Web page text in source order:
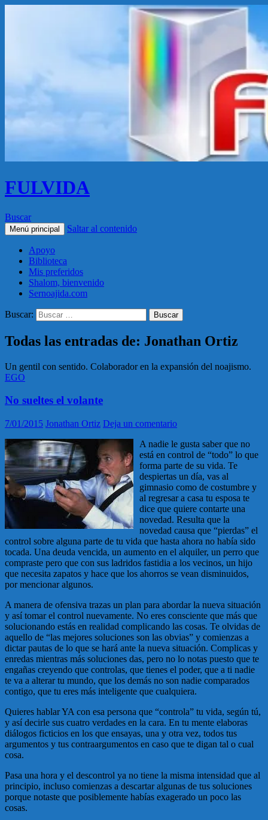
FULVIDA
Buscar
Menú principal Saltar al contenido
Apoyo
Biblioteca
Mis preferidos
Shalom, bienvenido
Sernoajida.com
Buscar:
Todas las entradas de: Jonathan Ortiz
Un gentil con sentido. Colaborador en la expansión del noajismo.
EGO
No sueltes el volante
7/01/2015 Jonathan Ortiz Deja un comentario
A nadie le gusta saber que no
está en control de “todo” lo que
forma parte de su vida. Te
despiertas un día, vas al
gimnasio como de costumbre y
al regresar a casa tu esposa te
dice que quiere contarte una
novedad. Resulta que la
novedad causa que “pierdas” el
control sobre alguna parte de tu vida que hasta ahora no había sido
tocada. Una deuda vencida, un aumento en el alquiler, un perro que
compraste pero que con sus ladridos fastidia a los vecinos, un hijo
que necesita zapatos y hace que los ahorros se vean disminuidos,
por mencionar algunos.
A manera de ofensiva trazas un plan para abordar la nueva situación
y así tomar el control nuevamente. No eres consciente que más que
solucionando estás en realidad complicando las cosas. Te olvidas de
aquello de “las mejores soluciones son las obvias” y comienzas a
dictar pautas de lo que se hará ante la nueva situación. Complicas y
enredas mientras más soluciones das, pero no lo notas puesto que te
engañas creyendo que controlas, que tienes el poder, que a ti nadie
te va a alterar tu mundo, que los demás no son nadie comparados
contigo, que tu eres más inteligente que cualquiera.
Quieres hablar YA con esa persona que “controla” tu vida, según tú,
y así decirle sus cuatro verdades en la cara. En tu mente elaboras
diálogos ficticios en los que ensayas, una y otra vez, todos tus
argumentos y tus contraargumentos en caso que te digan tal o cual
cosa.
Pasa una hora y el descontrol ya no tiene la misma intensidad que al
principio, incluso comienzas a descartar algunas de tus soluciones
porque notaste que posiblemente habías exagerado un poco las
cosas.